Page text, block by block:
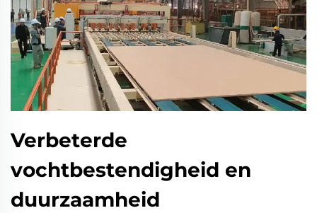
Verbeterde
vochtbestendigheid en
duurzaamheid